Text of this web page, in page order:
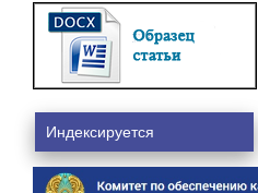
Индексируется